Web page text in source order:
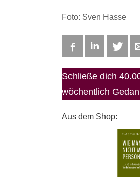
Foto: Sven Hasse
FacebookLinkedIn
Schließe dich
wöchentlich
Aus dem Shop: